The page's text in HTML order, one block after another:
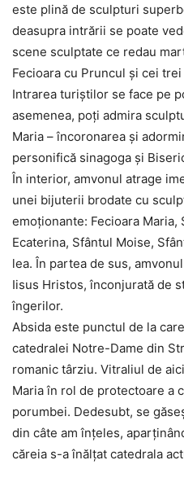
este plină de sculpturi
deasupra intrării se poate
scene sculptate ce redau
Fecioara cu Pruncul şi cei
Intrarea turiştilor se face pe
asemenea, poţi admira
Maria – încoronarea şi
personifică sinagoga şi
În interior, amvonul atrage
unei bijuterii brodate cu
emoţionante: Fecioara Maria,
Ecaterina, Sfântul Moise,
lea. În partea de sus,
Iisus Hristos, înconjurată de
îngerilor.
Absida este punctul de la
catedralei Notre-Dame din
romanic târziu. Vitraliul de
Maria în rol de protectoare a
porumbei. Dedesubt, se
din câte am înţeles,
căreia s-a înălţat catedrala